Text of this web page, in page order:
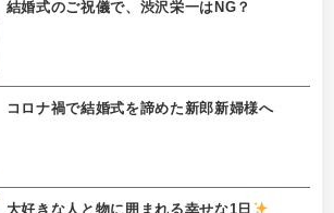
結婚式のご祝儀で、渋沢栄一はNG？
コロナ禍で結婚式を諦めた新郎新婦様へ
大好きな人と物に囲まれる幸せな1日